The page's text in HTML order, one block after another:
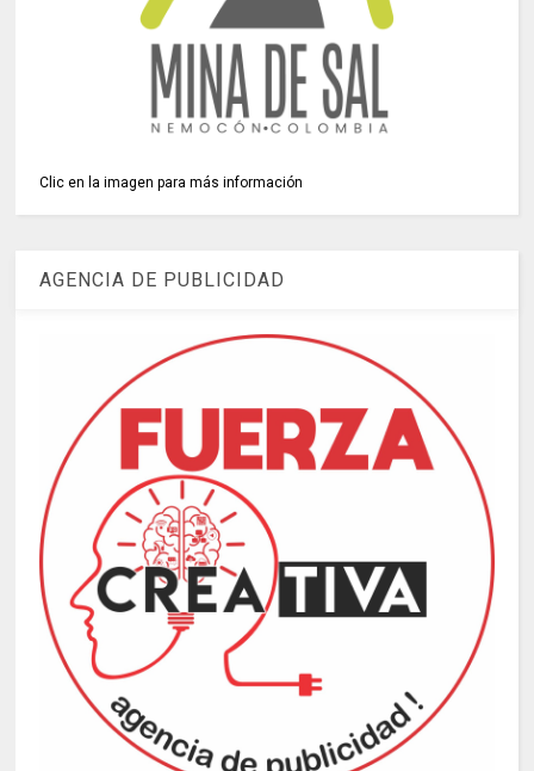
Clic en la imagen para más información
AGENCIA DE PUBLICIDAD